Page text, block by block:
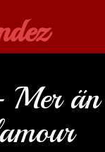
Mer än